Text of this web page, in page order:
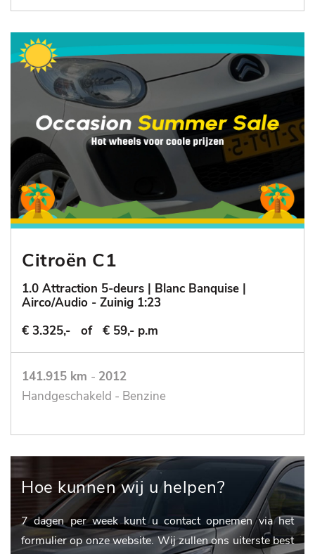
Citroën C1
1.0 Attraction 5-deurs | Blanc Banquise |
Airco/Audio - Zuinig 1:23
€ 3.325,-
of € 59,- p.m
141.915 km - 2012
Handgeschakeld - Benzine
Hoe kunnen wij u helpen?
7 dagen per week kunt u contact opnemen via het
formulier op onze website. Wij zullen ons uiterste best